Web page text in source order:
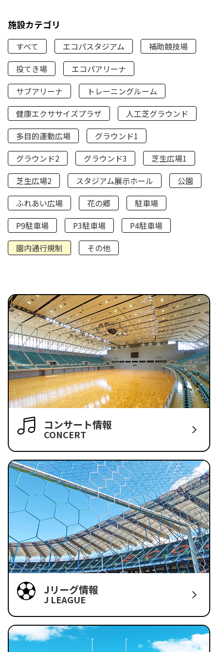
施設カテゴリ
すべて エコパスタジアム
補助競技場
投てき場
エコパアリーナ
サブアリーナ
トレーニングルーム
健康エクササイズプラザ
人工芝グラウンド
多目的運動広場
グラウンド1
グラウンド2
グラウンド3
芝生広場1
芝生広場2
スタジアム展示ホール
公園
ふれあい広場
花の郷
駐車場
P9駐車場
P3駐車場
P4駐車場
園内通行規制
その他
コンサート情報
CONCERT
Jリーグ情報
J LEAGUE